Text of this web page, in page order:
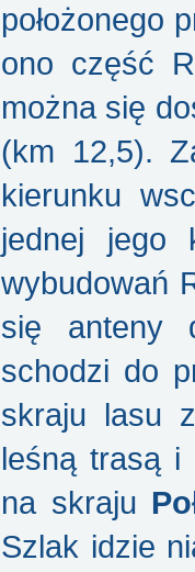
położonego
ono część
można się
(km 12,5).
kierunku
jednej jego
wybudowań
się anteny
schodzi do
skraju lasu
leśną trasą i
na skraju
Szlak idzie